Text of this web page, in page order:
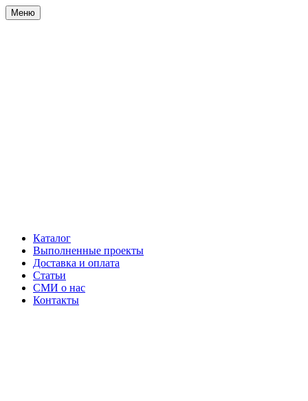
Меню
Каталог
Выполненные проекты
Доставка и оплата
Статьи
СМИ о нас
Контакты